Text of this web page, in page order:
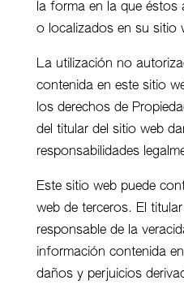
la forma en la que éstos
o localizados en su sitio
La utilización no
contenida en este sitio
los derechos de
del titular del sitio web
responsabilidades
Este sitio web puede
web de terceros. El
responsable de la
información contenida
daños y perjuicios